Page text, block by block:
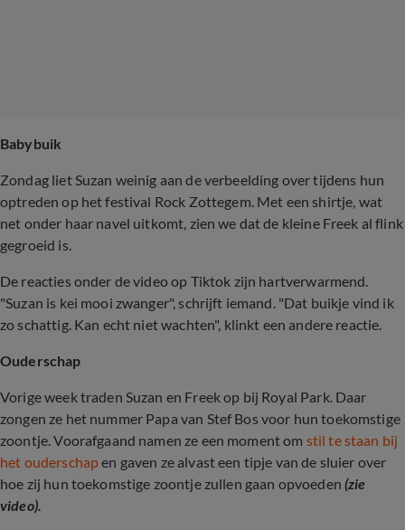
Babybuik
Zondag liet Suzan weinig aan de verbeelding over tijdens hun
optreden op het festival Rock Zottegem. Met een shirtje, wat
net onder haar navel uitkomt, zien we dat de kleine Freek al flink
gegroeid is.
De reacties onder de video op Tiktok zijn hartverwarmend.
"Suzan is kei mooi zwanger", schrijft iemand. "Dat buikje vind ik
zo schattig. Kan echt niet wachten", klinkt een andere reactie.
Ouderschap
Vorige week traden Suzan en Freek op bij Royal Park. Daar
zongen ze het nummer Papa van Stef Bos voor hun toekomstige
zoontje. Voorafgaand namen ze een moment om stil te staan bij
het ouderschapen gaven ze alvast een tipje van de sluier over
hoe zij hun toekomstige zoontje zullen gaan opvoeden (zie
video).